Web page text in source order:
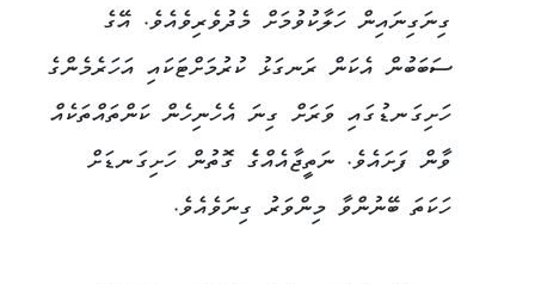
ގިނަގިނައިން ހަލާކުވުމަށް މެދުވެރިވެއެވެ. އޭގެ
ސަބަބުން އެކަން ރަނގަޅު ކުރުމަށްޓަކައި އަހަރެމެންގެ
ހަށިގަނޑުގައި ވަރަށް ގިނަ އެހެނިހެން ކަންތައްތަކެއް
ވާން ފަށައެވެ. ނަތީޖާއެއްގެެ ގޮތުން ހަށިގަނޑަށް
ހަކަތަ ބޭނުންވާ މިންވަރު ގިނަވެއެވެ.